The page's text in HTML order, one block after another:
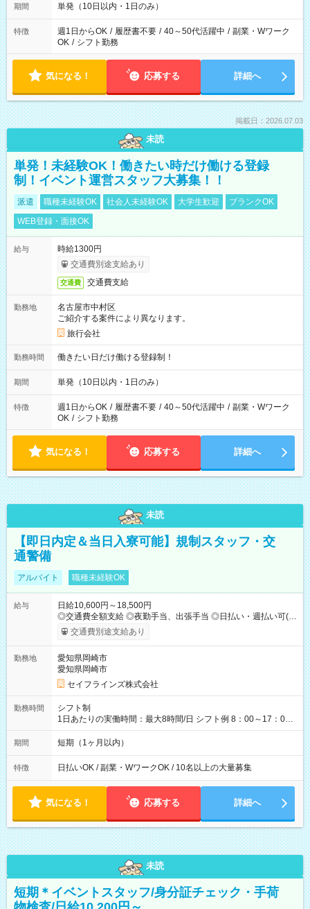
期間 単発（10日以内・1日のみ）
特徴 週1日からOK / 履歴書不要 / 40～50代活躍中 / 副業・Wワーク
OK / シフト勤務
気になる！ 応募する 詳細へ
掲載日：2026.07.03
未読
単発！未経験OK！働きたい時だけ働ける登録
制！イベント運営スタッフ大募集！！
派遣 職種未経験OK 社会人未経験OK 大学生歓迎
ブランクOK
WEB登録・面接OK
給与
時給1300円
交通費別途支給あり
交通費 交通費支給
勤務地
名古屋市中村区
ご紹介する案件により異なります。
旅行会社
勤務時間 働きたい日だけ働ける登録制！
期間 単発（10日以内・1日のみ）
特徴 週1日からOK / 履歴書不要 / 40～50代活躍中 / 副業・Wワーク
OK / シフト勤務
気になる！ 応募する 詳細へ
未読
【即日内定＆当日入寮可能】規制スタッフ・交
通警備
アルバイト 職種未経験OK
給与
日給10,600円～18,500円
◎交通費全額支給 ◎夜勤手当、出張手当 ◎日払い・週払い可(希
望者／条件有) ＜月収例＞ 日給10,600円×22日稼働＝23.5万円/
試用期間の長さ：3ヶ月 雇用形態、給与は本採用時と同じです。
交通費別途支給あり
勤務地
愛知県岡崎市
愛知県岡崎市
セイフラインズ株式会社
勤務時間
シフト制
1日あたりの実働時間：最大8時間/日 シフト例 8：00～17：00
21：00～6：00 ※現場によっては多少時間は前後します ▶残業
ほとんどなし！ ▶時間より早く終わることの方が多いと思いま
も日給は同額支給！
期間 短期（1ヶ月以内）
特徴 日払いOK / 副業・WワークOK / 10名以上の大量募集
気になる！ 応募する 詳細へ
未読
短期＊イベントスタッフ/身分証チェック・手荷